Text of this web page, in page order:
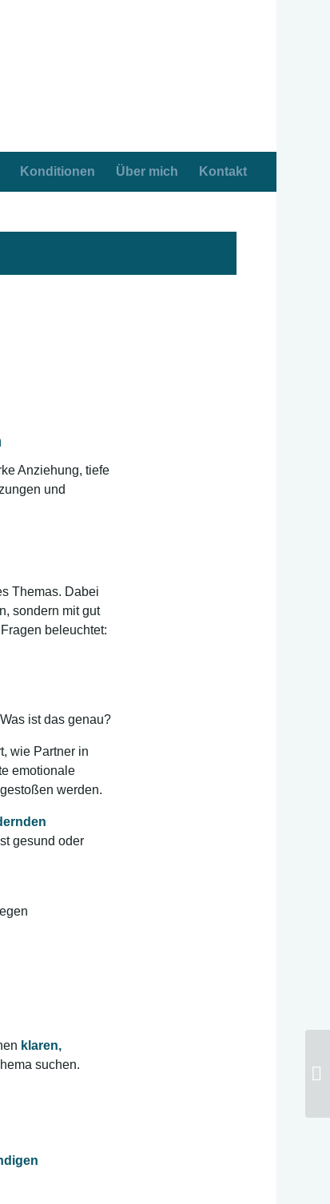
Kontakt
Über mich
Konditionen
Anziehung, tiefe
und
Themas. Dabei
sondern mit gut
beleuchtet:
ist das genau?
wie Partner in
emotionale
werden.
gesund oder
klaren,
suchen.